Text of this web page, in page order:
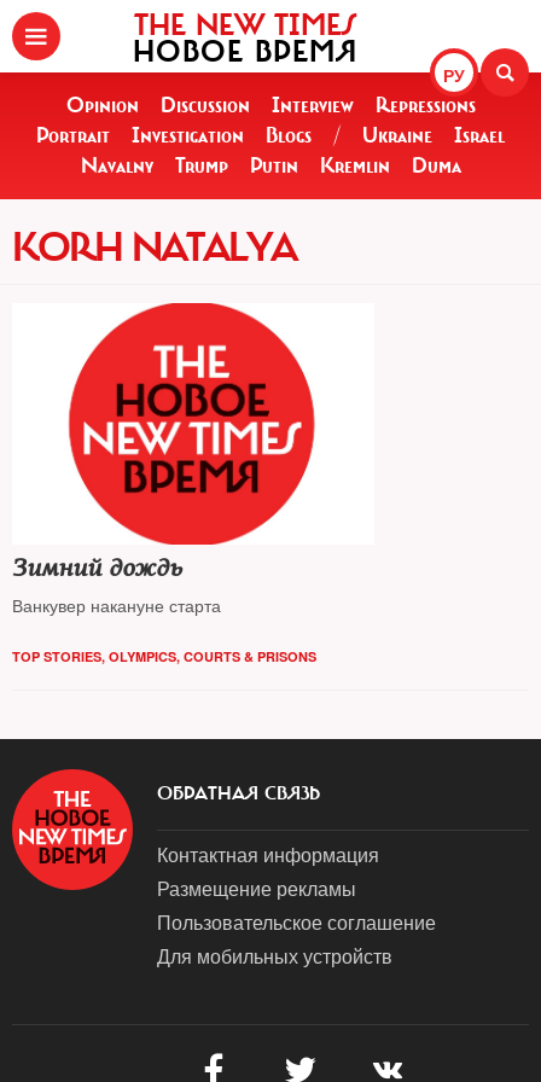
РУ
THE NEW TIMES
НОВОЕ ВРЕМЯ
Opinion Discussion Interview
Repressions
Portrait
Investigation Blogs / Ukraine
Israel
Navalny
Trump Putin Kremlin Duma
KORH NATALYA
Зимний дождь
Ванкувер накануне старта
TOP STORIES, OLYMPICS, COURTS & PRISONS
ОБРАТНАЯ СВЯЗЬ
Контактная информация
Размещение рекламы
Пользовательское соглашение
Для мобильных устройств